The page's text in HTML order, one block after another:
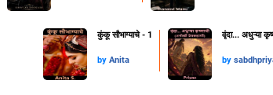
कुंकू सौभाग्याचे - 1
by Anita
वृंदा... अधुऱ्या
by